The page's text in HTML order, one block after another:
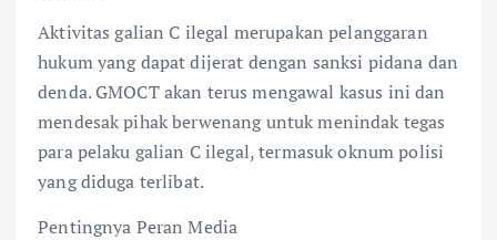
Aktivitas galian C ilegal merupakan pelanggaran
hukum yang dapat dijerat dengan sanksi pidana dan
denda. GMOCT akan terus mengawal kasus ini dan
mendesak pihak berwenang untuk menindak tegas
para pelaku galian C ilegal, termasuk oknum polisi
yang diduga terlibat.
Pentingnya Peran Media